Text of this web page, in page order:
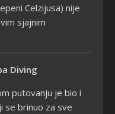
Celzijusa) nije
sjajnim
Diving
putovanju je bio i
se brinuo za sve